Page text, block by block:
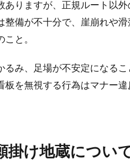
ありますが、正規ルート以
整備が不十分で、崖崩れや
と。
るみ、足場が不安定になる
板を無視する行為はマナー
掛け地蔵につい